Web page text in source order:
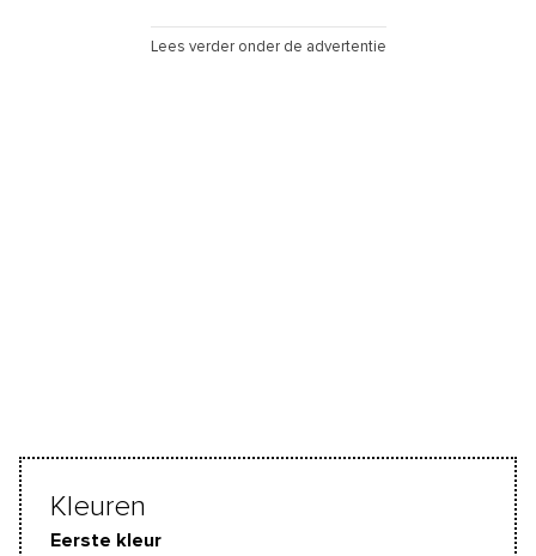
Lees verder onder de advertentie
Kleuren
Eerste kleur